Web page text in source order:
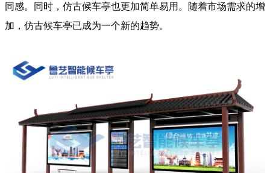
同感。同时，仿古候车亭也更加简单易用。随着市场需求的增
加，仿古候车亭已成为一个新的趋势。